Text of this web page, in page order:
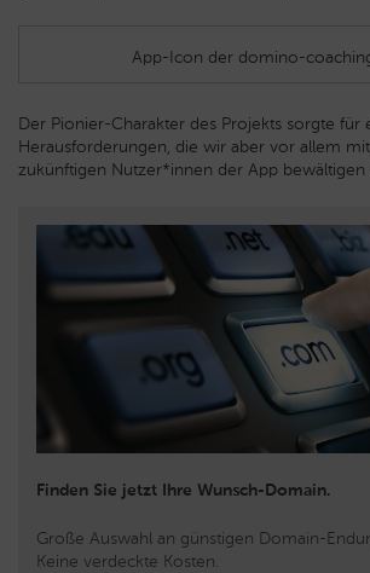
App-Icon der domino-
Der Pionier-Charakter des Projekts sorgte für
Herausforderungen, die wir aber vor allem
zukünftigen Nutzer*innen der App bewältigen
Finden Sie jetzt Ihre Wunsch-Domain.
Große Auswahl an günstigen Domain-
Keine verdeckte Kosten.